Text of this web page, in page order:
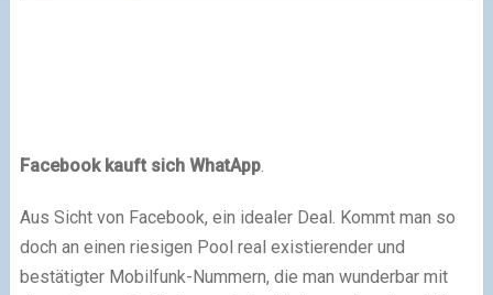
Facebookkauft sich WhatApp.
Aus Sicht von Facebook, ein idealer Deal. Kommt man so
doch an einen riesigen Pool real existierender und
bestätigter Mobilfunk-Nummern, die man wunderbar mit